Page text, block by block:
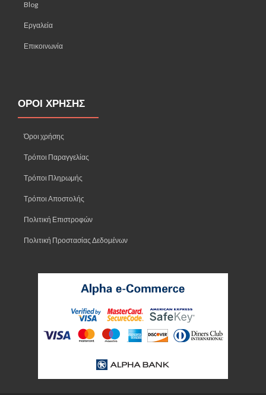
Blog
Εργαλεία
Επικοινωνία
ΟΡΟΙ ΧΡΗΣΗΣ
Όροι χρήσης
Τρόποι Παραγγελίας
Τρόποι Πληρωμής
Τρόποι Αποστολής
Πολιτική Επιστροφών
Πολιτική Προστασίας Δεδομένων